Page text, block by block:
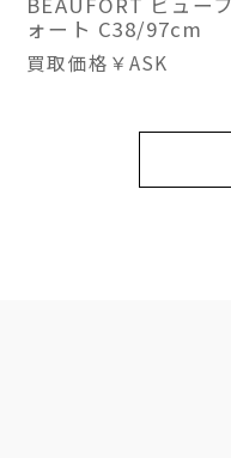
ォート C38/97cm
買取価格 ￥ASK